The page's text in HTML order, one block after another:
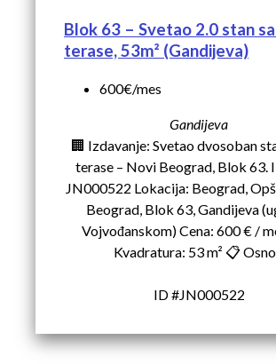
Blok 63 – Svetao 2.0 stan
terase, 53m² (Gandijeva)
600€/mes
Gandijeva
🏢 Izdavanje: Svetao dvosoban
terase – Novi Beograd, Blok 63.
JN000522 Lokacija: Beograd,
Beograd, Blok 63, Gandijeva
Vojvođanskom) Cena: 600 € /
Kvadratura: 53 m² 📋 Osno...
ID #JN000522